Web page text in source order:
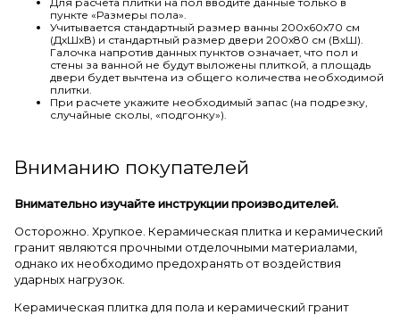
пункте «Размеры пола».
Учитывается стандартный размер ванны 200х60х70 см
(ДхШхВ) и стандартный размер двери 200х80 см (ВхШ).
Галочка напротив данных пунктов означает, что пол и
стены за ванной не будут выложены плиткой, а площадь
двери будет вычтена из общего количества необходимой
плитки.
При расчете укажите необходимый запас (на подрезку,
случайные сколы, «подгонку»).
Вниманию покупателей
Внимательно изучайте инструкции производителей.
Осторожно. Хрупкое. Керамическая плитка и керамический
гранит являются прочными отделочными материалами,
однако их необходимо предохранять от воздействия
ударных нагрузок.
Керамическая плитка для пола и керамический гранит